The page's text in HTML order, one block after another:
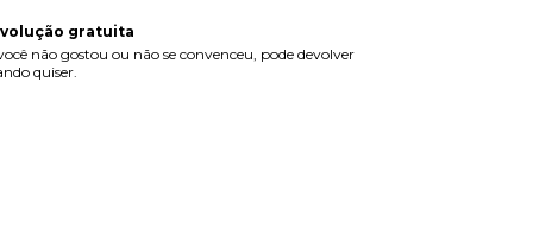
gratuita
não gostou ou não se convenceu, pode devolver
quiser.